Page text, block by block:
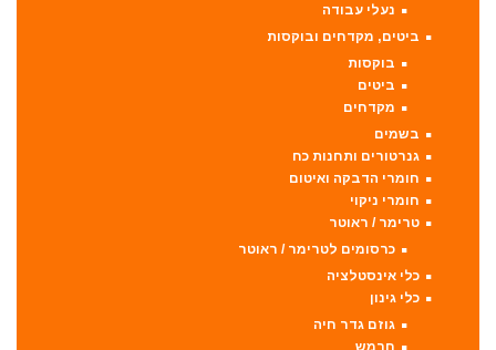
נעלי עבודה
ביטים, מקדחים ובוקסות
בוקסות
ביטים
מקדחים
בשמים
גנרטורים ותחנות כח
חומרי הדבקה ואיטום
חומרי ניקוי
טרימר / ראוטר
כרסומים לטרימר / ראוטר
כלי אינסטלציה
כלי גינון
גוזם גדר חיה
חרמש